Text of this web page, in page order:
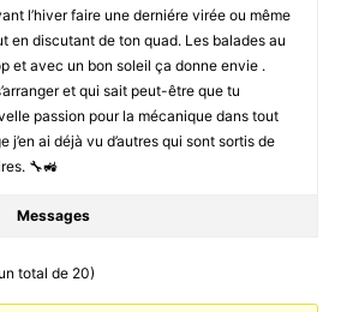
l’hiver faire une derniére virée ou même
en discutant de ton quad. Les balades au
et avec un bon soleil ça donne envie .
et qui sait peut-être que tu
passion pour la mécanique dans tout
j’en ai déjà vu d’autres qui sont sortis de
🔧🚜
Messages
total de 20)